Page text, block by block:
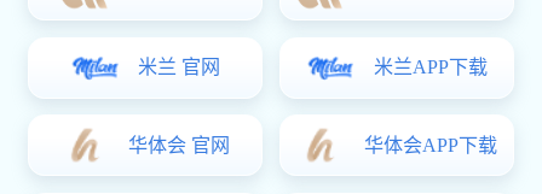
传导方式向物料释放热能，在真空状态
下达到干化目的，结构和工作···
燥设备。它的干燥效率是同等规格“双
锥回转真空干燥机”3-5倍。···